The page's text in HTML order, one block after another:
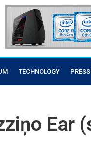
TECHNOLOGY
Ear